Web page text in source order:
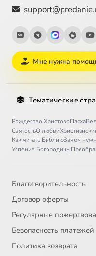
Мне нужна
Тематические
Рождество ХристовоПасха
СвятостьО любви
Как читать БиблиюЗачем
Успение Богородицы
Благотворительность
Договор оферты
Регулярные
Безопасность платежей
Политика возврата